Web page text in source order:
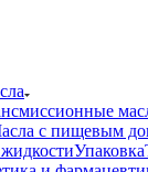
с пищевым
Упаковка